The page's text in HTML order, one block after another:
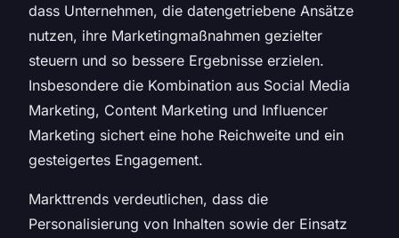
dass Unternehmen, die datengetriebene Ansätze
nutzen, ihre Marketingmaßnahmen gezielter
steuern und so bessere Ergebnisse erzielen.
Insbesondere die Kombination aus Social Media
Marketing, Content Marketing und Influencer
Marketing sichert eine hohe Reichweite und ein
gesteigertes Engagement.
Markttrends verdeutlichen, dass die
Personalisierung von Inhalten sowie der Einsatz